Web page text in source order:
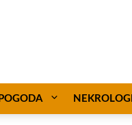
POGODA NEKROLOGI